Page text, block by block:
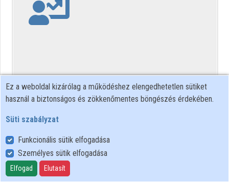
Ez a weboldal kizárólag a működéshez elengedhetetlen sütiket
használ a biztonságos és zökkenőmentes böngészés érdekében.
Süti szabályzat
Funkcionális sütik elfogadása
Személyes sütik elfogadása
Elfogad Elutasít